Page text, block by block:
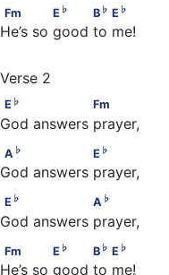
Fm             E
♭ B
Fm E ♭ B ♭ E ♭
He’s so good to me!
E♭ Fm
E ♭ Fm
God answers prayer,
A♭ E♭
A ♭ E ♭
God answers prayer,
E♭ A♭
E ♭ A ♭
God answers prayer,
Fm             E
♭ B
Fm E ♭ B ♭ E ♭
He’s so good to me!